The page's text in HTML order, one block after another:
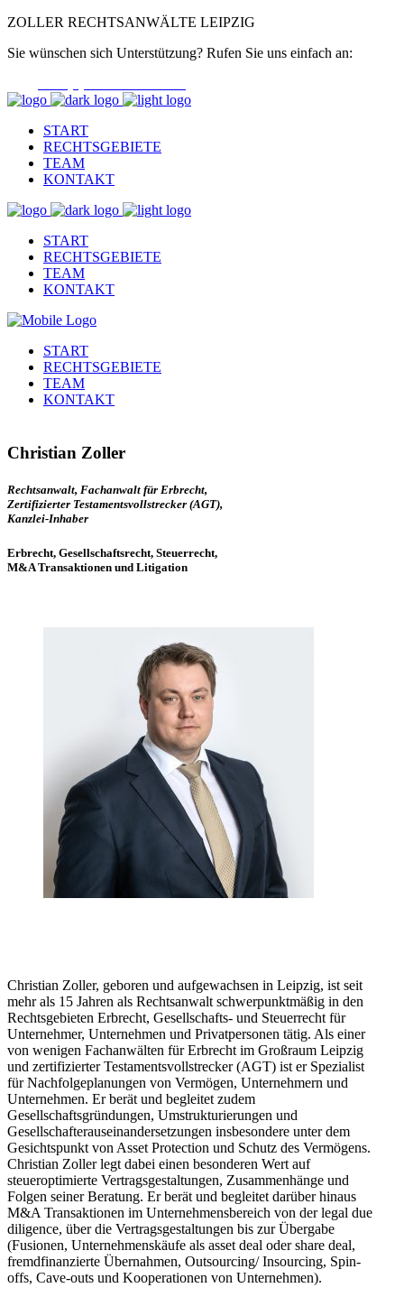
ZOLLER RECHTSANWÄLTE LEIPZIG
Sie wünschen sich Unterstützung? Rufen Sie uns einfach an:
START
RECHTSGEBIETE
TEAM
KONTAKT
START
RECHTSGEBIETE
TEAM
KONTAKT
START
RECHTSGEBIETE
TEAM
KONTAKT
Christian Zoller
Rechtsanwalt, Fachanwalt für Erbrecht,
Zertifizierter Testamentsvollstrecker (AGT),
Kanzlei-Inhaber
Erbrecht, Gesellschaftsrecht, Steuerrecht,
M&A Transaktionen und Litigation
Christian Zoller, geboren und aufgewachsen in Leipzig, ist seit
mehr als 15 Jahren als Rechtsanwalt schwerpunktmäßig in den
Rechtsgebieten Erbrecht, Gesellschafts- und Steuerrecht für
Unternehmer, Unternehmen und Privatpersonen tätig. Als einer
von wenigen Fachanwälten für Erbrecht im Großraum Leipzig
und zertifizierter Testamentsvollstrecker (AGT) ist er Spezialist
für Nachfolgeplanungen von Vermögen, Unternehmern und
Unternehmen. Er berät und begleitet zudem
Gesellschaftsgründungen, Umstrukturierungen und
Gesellschafterauseinandersetzungen insbesondere unter dem
Gesichtspunkt von Asset Protection und Schutz des Vermögens.
Christian Zoller legt dabei einen besonderen Wert auf
steueroptimierte Vertragsgestaltungen, Zusammenhänge und
Folgen seiner Beratung. Er berät und begleitet darüber hinaus
M&A Transaktionen im Unternehmensbereich von der legal due
diligence, über die Vertragsgestaltungen bis zur Übergabe
(Fusionen, Unternehmenskäufe als asset deal oder share deal,
fremdfinanzierte Übernahmen, Outsourcing/ Insourcing, Spin-
offs, Cave-outs und Kooperationen von Unternehmen).